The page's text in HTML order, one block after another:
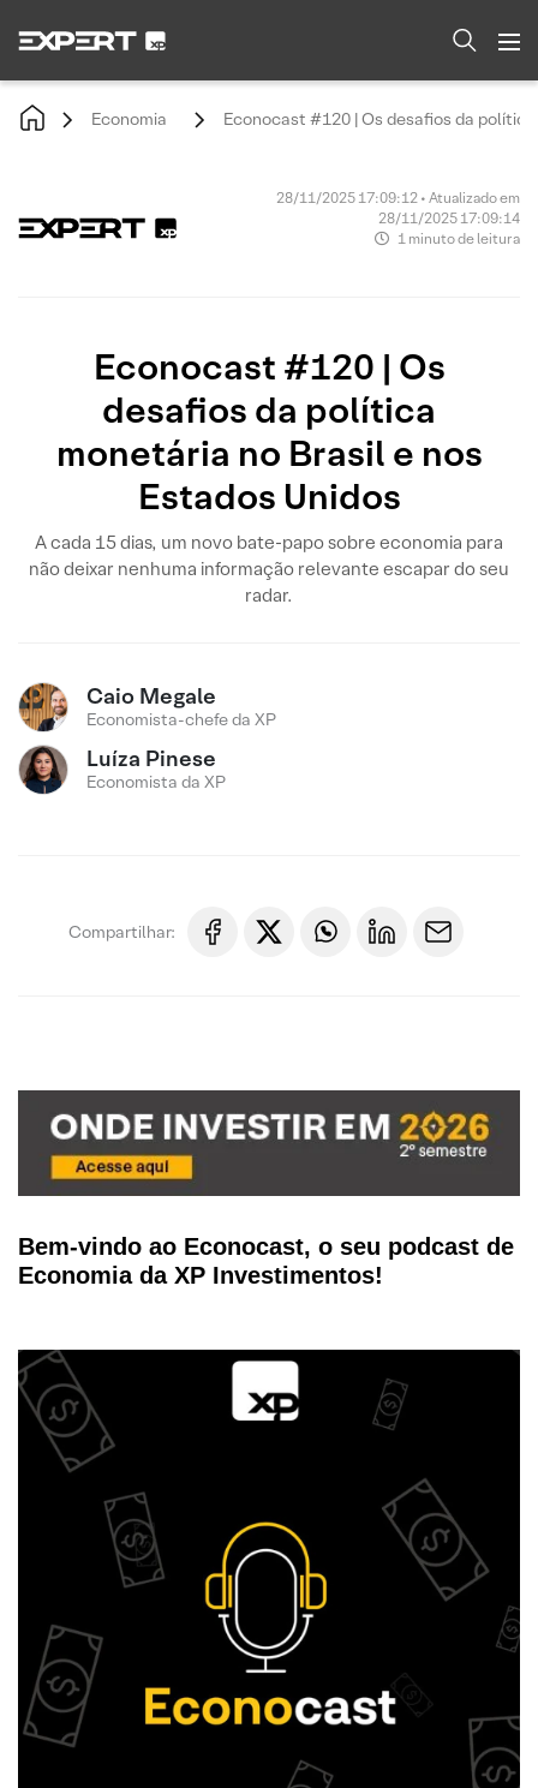
Economia Econocast #120 | Os desafios da
28/11/2025 17:09:12 • Atualizado em
28/11/2025 17:09:14
1 minuto de leitura
Econocast #120 | Os
desafios da política
monetária no Brasil e nos
Estados Unidos
A cada 15 dias, um novo bate-papo sobre economia para
não deixar nenhuma informação relevante escapar do seu
radar.
Caio Megale
Economista-chefe da XP
Luíza Pinese
Economista da XP
Compartilhar:
Bem-vindo ao Econocast, o seu podcast de
Economia da XP Investimentos!